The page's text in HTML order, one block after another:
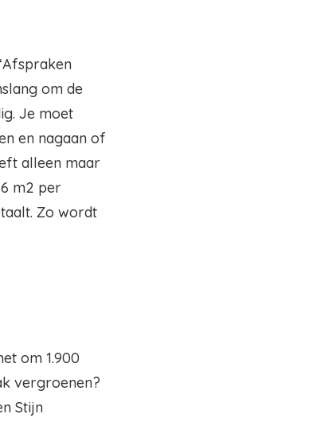
om de
Je moet
en nagaan of
alleen maar
m2 per
Zo wordt
om 1.900
vergroenen?
Stijn